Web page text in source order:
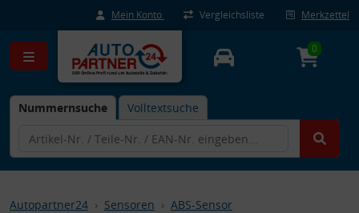
Mein Konto Vergleichsliste Merkzettel
Nummernsuche Volltextsuche
0
Autopartner24 Sensoren
ABS-Sensor